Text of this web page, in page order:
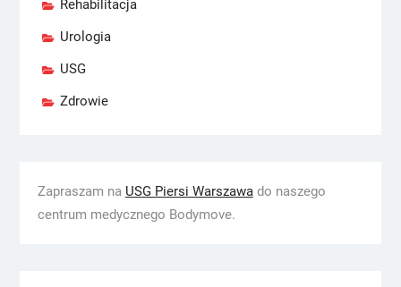
Rehabilitacja
Urologia
USG
Zdrowie
Zapraszam na USG Piersi Warszawado naszego
centrum medycznego Bodymove.